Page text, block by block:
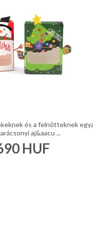
és a felnőtteknek
aj&aacu ...
HUF